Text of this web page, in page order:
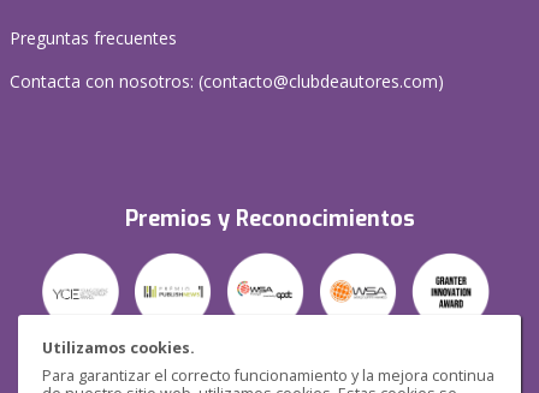
Utilizamos cookies.
Para garantizar el correcto funcionamiento y la mejora continua
Preguntas frecuentes
Contacta con nosotros: (contacto@clubdeautores.com)
Premios y Reconocimientos
Seguridad